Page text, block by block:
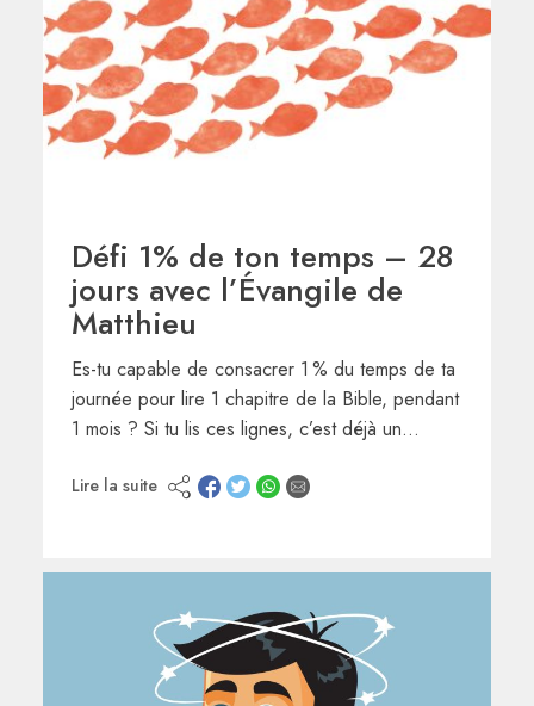
Défi 1% de ton temps – 28
jours avec l’Évangile de
Matthieu
Es-tu capable de consacrer 1 % du temps de ta
journée pour lire 1 chapitre de la Bible, pendant
1 mois ? Si tu lis ces lignes, c’est déjà un…
Lire la suite